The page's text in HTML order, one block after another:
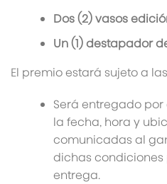
Dos (2) vasos
Un (1) destapador
El premio estará sujeto a
Será entregado por
la fecha, hora y
comunicadas al
dichas
entrega.